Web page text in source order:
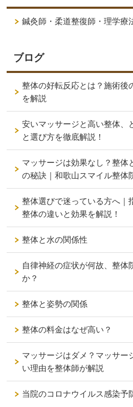
鍼灸師・柔道整復師・理学療
ブログ
整体の好転反応とは？施術後
を解説
安いマッサージと高い整体、
と選び方を徹底解説！
マッサージは効果なし？整体
の秘訣｜和歌山スマイル整体
整体選びで迷っている方へ｜
整体の違いと効果を解説！
整体と水の関係性
自律神経の症状が何故、整体
か？
整体と姿勢の関係
整体の料金はなぜ高い？
マッサージはダメ？マッサー
い理由を整体師が解説
当院のコロナウイルス感染予